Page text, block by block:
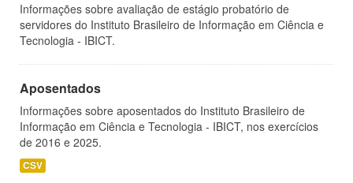
Informações sobre avaliação de estágio probatório de
servidores do Instituto Brasileiro de Informação em Ciência e
Tecnologia - IBICT.
Aposentados
Informações sobre aposentados do Instituto Brasileiro de
Informação em Ciência e Tecnologia - IBICT, nos exercícios
de 2016 e 2025.
CSV